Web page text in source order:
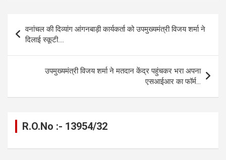
ce
b
o
o
se
n
g
er
at
s
A
p
p
e
gr
a
m
ail py
Li
n
k
ar
e
navigation
वनांचल की दिव्यांग आंगनबाड़ी कार्यकर्ता को उपमुख्यमंत्री विजय शर्मा ने
दिलाई स्कूटी….
उपमुख्यमंत्री विजय शर्मा ने मतदान केंद्र पहुंचकर भरा अपना
एसआईआर का फॉर्म…
R.O.No :- 13954/32